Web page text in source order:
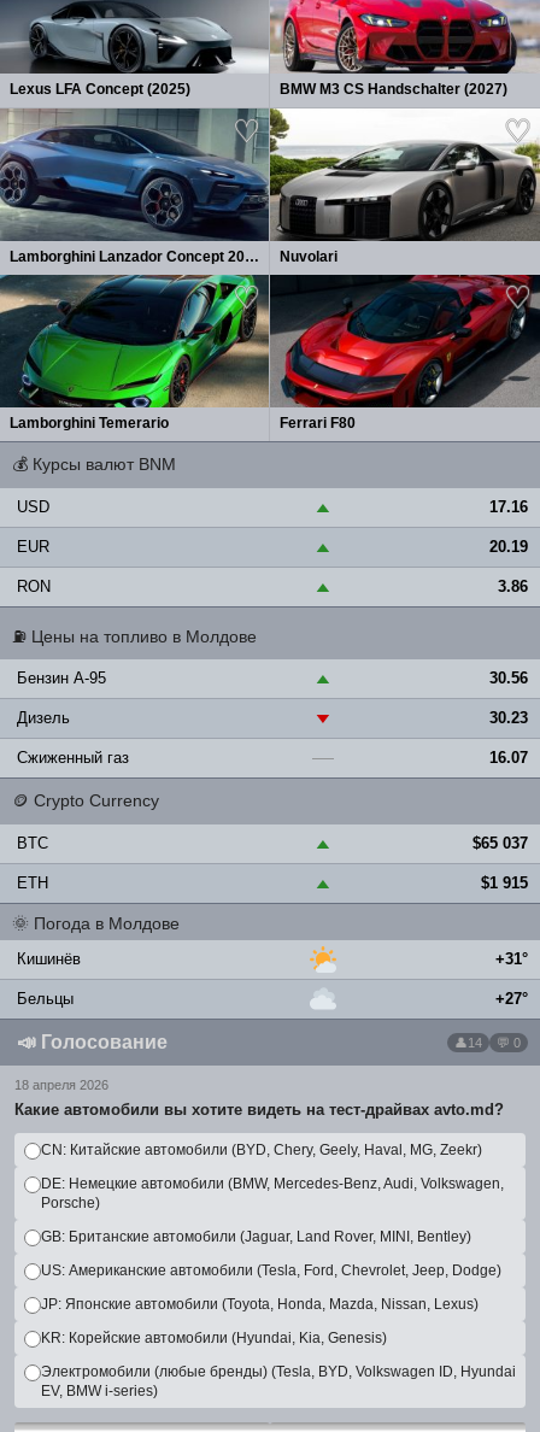
Lexus LFA Concept (2025) BMW M3 CS Handschalter (2027)
Lamborghini Lanzador Concept 2026 Nuvolari
Lamborghini Temerario Ferrari F80
💰 Курсы валют BNM
USD ▲ 17.16
EUR ▲ 20.19
RON ▲ 3.86
⛽ Цены на топливо в Молдове
Бензин A-95 ▲ 30.56
Дизель ▼ 30.23
Сжиженный газ — 16.07
🪙 Crypto Currency
BTC ▲ $65 037
ETH ▲ $1 915
🌞 Погода в Молдове
Кишинёв +31°
Бельцы +27°
📣 Голосование 14 💬 0
18 апреля 2026
Какие автомобили вы хотите видеть на тест-драйвах avto.md?
CN: Китайские автомобили (BYD, Chery, Geely, Haval, MG, Zeekr)
DE: Немецкие автомобили (BMW, Mercedes-Benz, Audi, Volkswagen,
Porsche)
GB: Британские автомобили (Jaguar, Land Rover, MINI, Bentley)
US: Американские автомобили (Tesla, Ford, Chevrolet, Jeep, Dodge)
JP: Японские автомобили (Toyota, Honda, Mazda, Nissan, Lexus)
KR: Корейские автомобили (Hyundai, Kia, Genesis)
Электромобили (любые бренды) (Tesla, BYD, Volkswagen ID, Hyundai
EV, BMW i-series)